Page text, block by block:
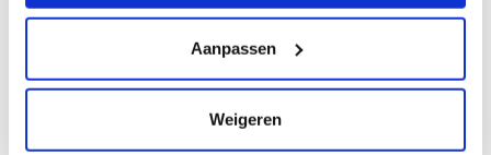
Aanpassen
Weigeren
14-12-2025
vandaan? En waarom tien dagen?